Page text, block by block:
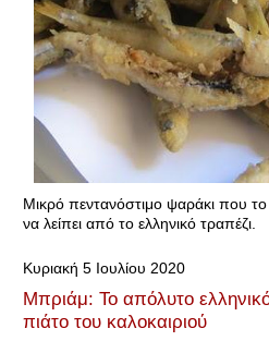
Μικρό πεντανόστιμο ψαράκι που το
να λείπει από το ελληνικό τραπέζι.
Κυριακή 5 Ιουλίου 2020
Μπριάμ: Το απόλυτο
πιάτο του καλοκαιριού